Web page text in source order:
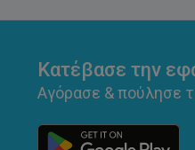
Κατέβασε την
Αγόρασε & πούλησε